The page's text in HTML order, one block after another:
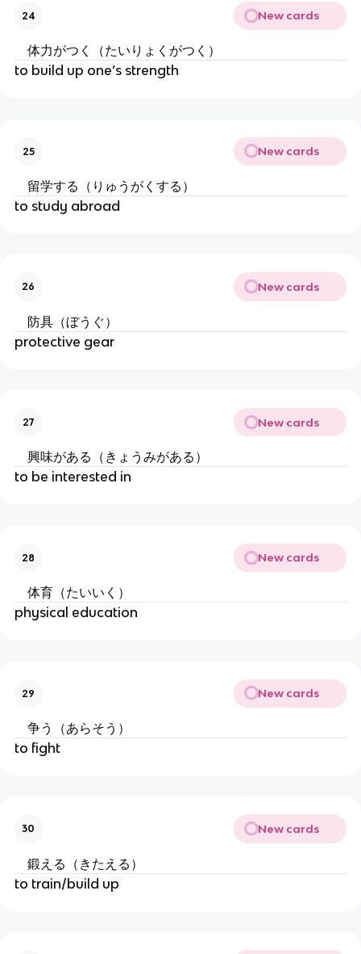
24 New cards
体力がつく（たいりょくがつく）
to build up one’s strength
25 New cards
留学する（りゅうがくする）
to study abroad
26 New cards
防具（ぼうぐ）
protective gear
27 New cards
興味がある（きょうみがある）
to be interested in
28 New cards
体育（たいいく）
physical education
29 New cards
争う（あらそう）
to fight
30 New cards
鍛える（きたえる）
to train/build up